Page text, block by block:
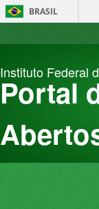
Pular
para
BRASIL
Instituto Federal
Portal